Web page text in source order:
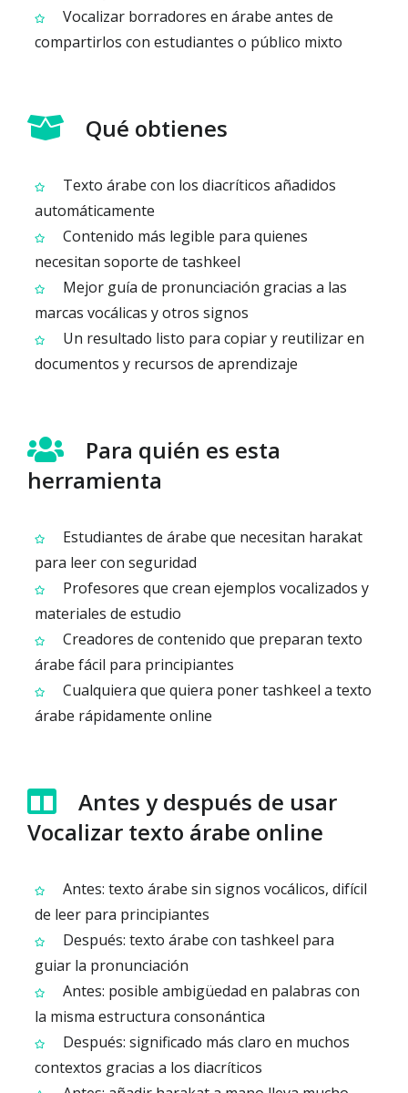
Vocalizar borradores en árabe antes de
compartirlos con estudiantes o público mixto
Qué obtienes
Texto árabe con los diacríticos añadidos
automáticamente
Contenido más legible para quienes
necesitan soporte de tashkeel
Mejor guía de pronunciación gracias a las
marcas vocálicas y otros signos
Un resultado listo para copiar y reutilizar en
documentos y recursos de aprendizaje
Para quién es esta
herramienta
Estudiantes de árabe que necesitan harakat
para leer con seguridad
Profesores que crean ejemplos vocalizados y
materiales de estudio
Creadores de contenido que preparan texto
árabe fácil para principiantes
Cualquiera que quiera poner tashkeel a texto
árabe rápidamente online
Antes y después de usar
Vocalizar texto árabe online
Antes: texto árabe sin signos vocálicos, difícil
de leer para principiantes
Después: texto árabe con tashkeel para
guiar la pronunciación
Antes: posible ambigüedad en palabras con
la misma estructura consonántica
Después: significado más claro en muchos
contextos gracias a los diacríticos